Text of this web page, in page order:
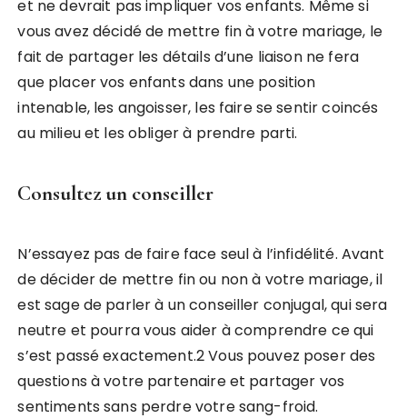
et ne devrait pas impliquer vos enfants. Même si
vous avez décidé de mettre fin à votre mariage, le
fait de partager les détails d’une liaison ne fera
que placer vos enfants dans une position
intenable, les angoisser, les faire se sentir coincés
au milieu et les obliger à prendre parti.
Consultez un conseiller
N’essayez pas de faire face seul à l’infidélité. Avant
de décider de mettre fin ou non à votre mariage, il
est sage de parler à un conseiller conjugal, qui sera
neutre et pourra vous aider à comprendre ce qui
s’est passé exactement.2 Vous pouvez poser des
questions à votre partenaire et partager vos
sentiments sans perdre votre sang-froid.